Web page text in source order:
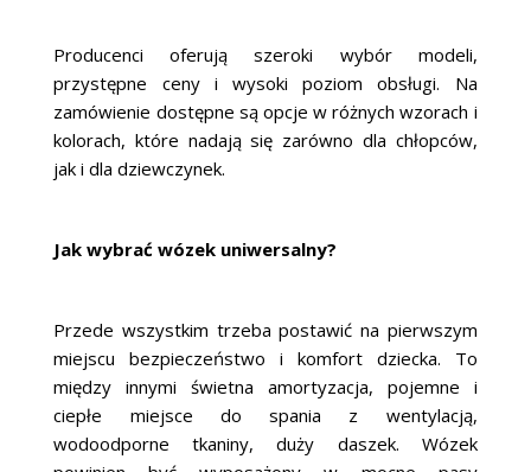
Producenci oferują szeroki wybór modeli,
przystępne ceny i wysoki poziom obsługi. Na
zamówienie dostępne są opcje w różnych wzorach i
kolorach, które nadają się zarówno dla chłopców,
jak i dla dziewczynek.
Jak wybrać wózek uniwersalny?
Przede wszystkim trzeba postawić na pierwszym
miejscu bezpieczeństwo i komfort dziecka. To
między innymi świetna amortyzacja, pojemne i
ciepłe miejsce do spania z wentylacją,
wodoodporne tkaniny, duży daszek. Wózek